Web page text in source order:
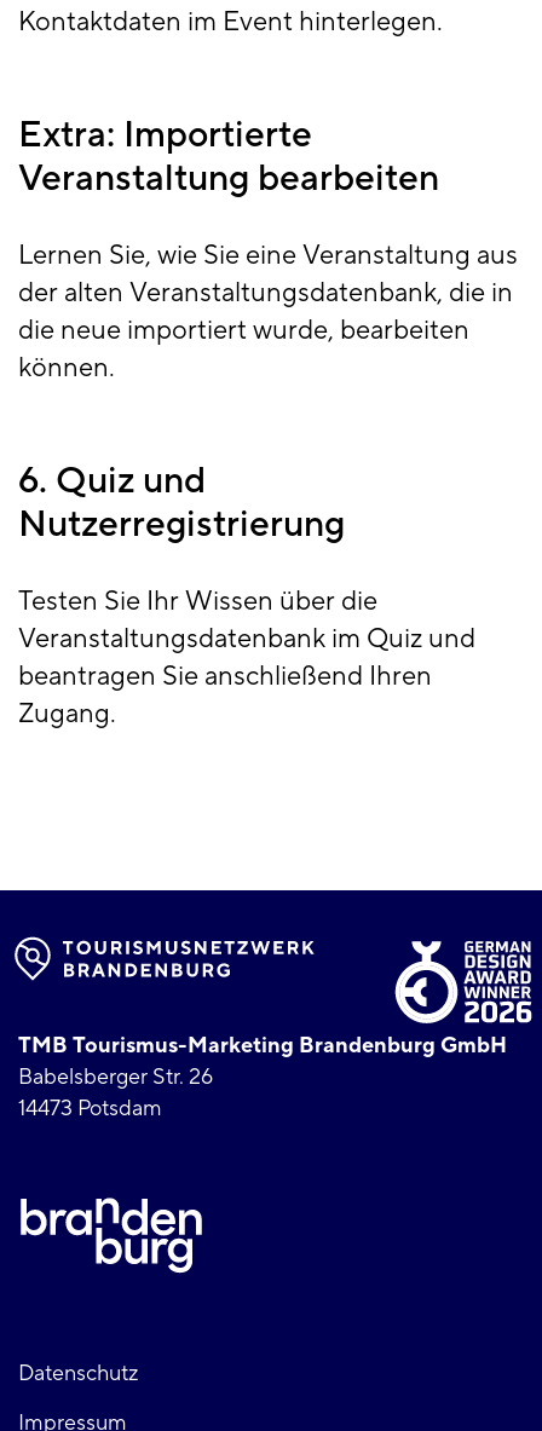
Kontaktdaten im Event hinterlegen.
Extra: Importierte
Veranstaltung bearbeiten
Lernen Sie, wie Sie eine Veranstaltung aus
der alten Veranstaltungsdatenbank, die in
die neue importiert wurde, bearbeiten
können.
6. Quiz und
Nutzerregistrierung
Testen Sie Ihr Wissen über die
Veranstaltungsdatenbank im Quiz und
beantragen Sie anschließend Ihren
Zugang.
TMB Tourismus-Marketing Brandenburg GmbH
Babelsberger Str. 26
14473 Potsdam
Fußzeile
Datenschutz
Impressum